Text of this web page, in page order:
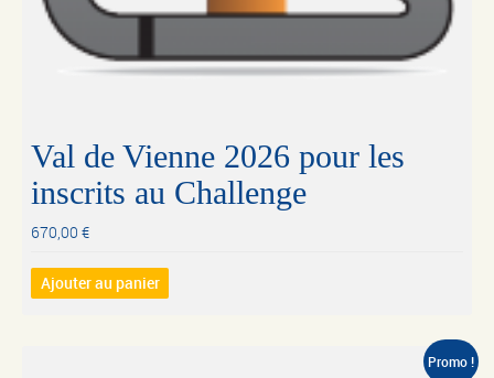
Val de Vienne 2026 pour les
inscrits au Challenge
670,00€
Ajouter au panier
Promo !